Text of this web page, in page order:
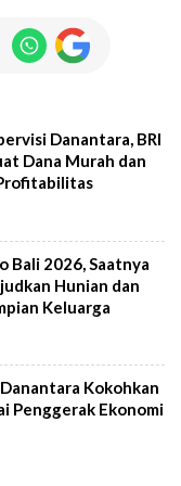
Danantara, BRI
Dana Murah dan
Bali 2026, Saatnya
Hunian dan
Keluarga
Danantara Kokohkan
Penggerak Ekonomi